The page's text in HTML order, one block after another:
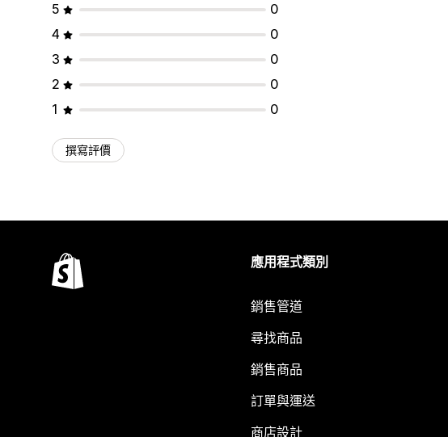
5
0
4
0
3
0
2
0
1
0
撰寫評價
應用程式類別
銷售管道
尋找商品
銷售商品
訂單與運送
商店設計